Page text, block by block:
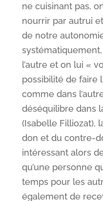
ne cuisinant pas,
nourrir par autrui
de notre
l’autre et on lui «
possibilité de faire
comme dans
déséquilibre dans
(Isabelle Filliozat),
don et du contre-
intéressant alors
qu’une personne
temps pour les
également de